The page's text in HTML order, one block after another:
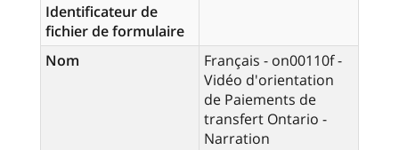
Identificateur de
fichier de formulaire
Nom
Français - on00110f -
Vidéo d'orientation
de Paiements de
transfert Ontario -
Narration